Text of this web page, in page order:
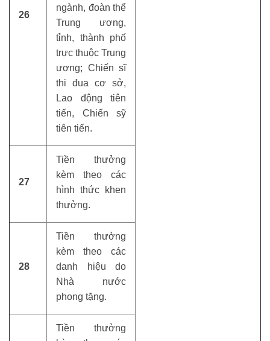
26
ngành, đoàn thể
Trung ương,
tỉnh, thành phố
trực thuộc Trung
ương; Chiến sĩ
thi đua cơ sở,
Lao động tiên
tiến, Chiến sỹ
tiên tiến.
27
Tiền thưởng
kèm theo các
hình thức khen
thưởng.
28
Tiền thưởng
kèm theo các
danh hiệu do
Nhà nước
phong tặng.
Tiền thưởng